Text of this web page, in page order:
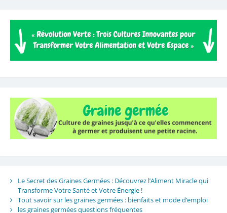
Le Secret des Graines Germées : Découvrez l’Aliment Miracle qui
Transforme Votre Santé et Votre Énergie !
Tout savoir sur les graines germées : bienfaits et mode d’emploi
les graines germées questions fréquentes